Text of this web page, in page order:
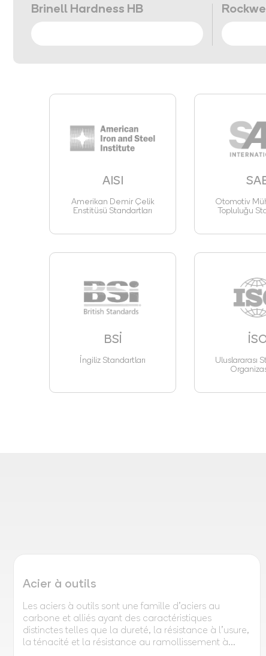
Brinell Hardness HB
AISI
Amerikan Demir Çelik
Enstitüsü Standartları
Otomotiv
Topluluğu
BSİ
İngiliz Standartları
Uluslararası
Acier à outils
Les aciers à outils sont une famille d'aciers au
carbone et alliés ayant des caractéristiques
distinctes telles que la dureté, la résistance à l'usure,
la ténacité et la résistance au ramollissement à...